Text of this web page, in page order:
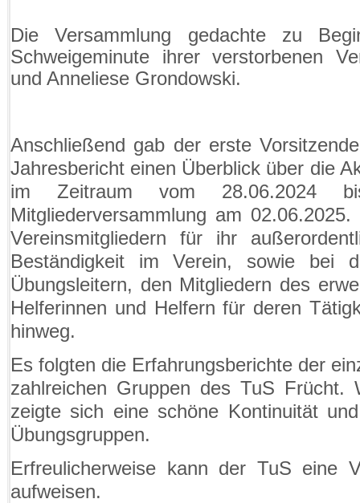
Die Versammlung gedachte zu
Schweigeminute ihrer verstorbenen
und Anneliese Grondowski.
Anschließend gab der erste
Jahresbericht einen Überblick über die
im Zeitraum vom 28.06.2024
Mitgliederversammlung am
Vereinsmitgliedern für ihr
Beständigkeit im Verein, sowie bei
Übungsleitern, den Mitgliedern des
Helferinnen und Helfern für deren
hinweg.
Es folgten die Erfahrungsberichte der
zahlreichen Gruppen des TuS Frücht.
zeigte sich eine schöne Kontinuität
Übungsgruppen.
Erfreulicherweise kann der TuS eine
aufweisen.